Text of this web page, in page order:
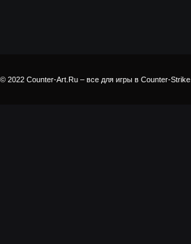
© 2022 Counter-Art.Ru – все для игры в Counter-Strike.